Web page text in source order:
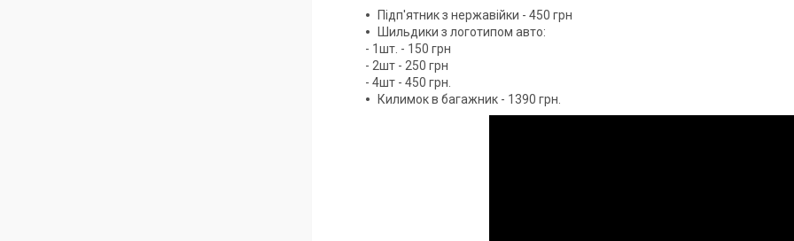
Підп'ятник з нержавійки - 450 грн
Шильдики з логотипом авто:
- 1шт. - 150 грн
- 2шт - 250 грн
- 4шт - 450 грн.
Килимок в багажник - 1390 грн.